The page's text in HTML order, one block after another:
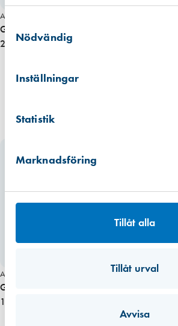
använt deras tjänster.
Samtyckesval
Nödvändig
Inställningar
Statistik
Marknadsföring
Tillåt alla
Tillåt urval
Avvisa
Art. nr 2611
Glaskloss 38x4x90 mm, 100st
224,00 kr
Art. nr 2103
Glaskloss 26x2x100mm, 100st
153,00 kr
Art. nr 2636
Finns i lager (33 st)
Finns i lager (11 st)